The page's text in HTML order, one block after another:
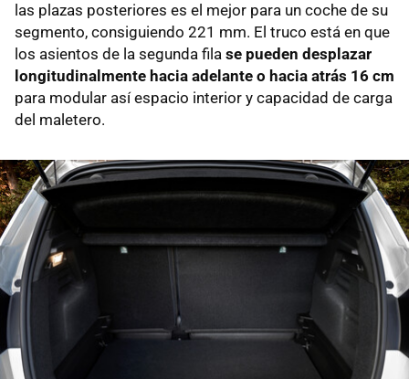
las plazas posteriores es el mejor para un coche de su
segmento, consiguiendo 221 mm. El truco está en que
los asientos de la segunda fila se pueden desplazar
longitudinalmente hacia adelante o hacia atrás 16 cm
para modular así espacio interior y capacidad de carga
del maletero.